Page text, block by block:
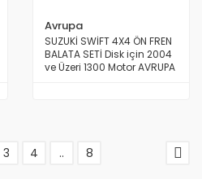
Avrupa
SUZUKİ SWİFT 4X4 ÖN FREN
BALATA SETİ Disk için 2004
ve Üzeri 1300 Motor AVRUPA
3 4 .. 8